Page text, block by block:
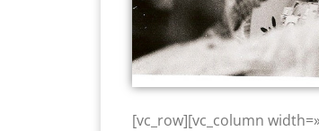
[vc_row][vc_column